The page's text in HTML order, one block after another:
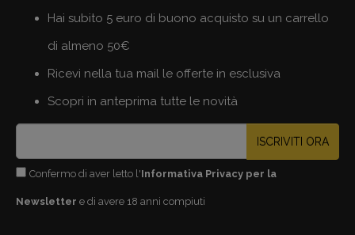
Hai subito 5 euro di buono acquisto su un carrello
di almeno 50€
Ricevi nella tua mail le offerte in esclusiva
Scopri in anteprima tutte le novità
ISCRIVITI ORA
Confermo di aver letto l'Informativa Privacy per la
Newsletter e di avere 18 anni compiuti